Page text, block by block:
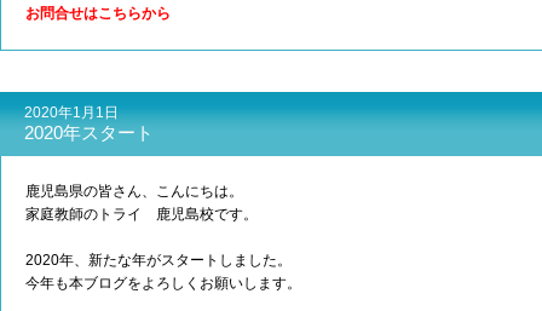
お問合せはこちらから
2020年1月1日
2020年スタート
鹿児島県の皆さん、こんにちは。
家庭教師のトライ 鹿児島校です。
2020年、新たな年がスタートしました。
今年も本ブログをよろしくお願いします。